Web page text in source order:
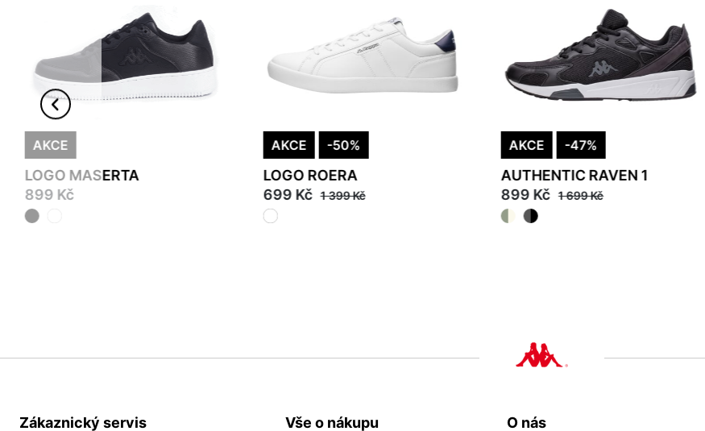
AKCE
LOGO MASERTA
899 Kč
AKCE -50%
LOGO ROERA
699 Kč 1 399 Kč
AKCE -47%
AUTHENTIC RAVEN 1
899 Kč 1 699 Kč
Zákaznický servis Vše o nákupu O nás